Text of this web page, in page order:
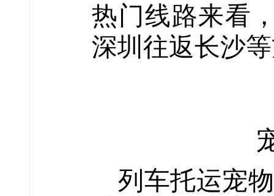
热门线路来看
深圳往返长沙
列车托运宠